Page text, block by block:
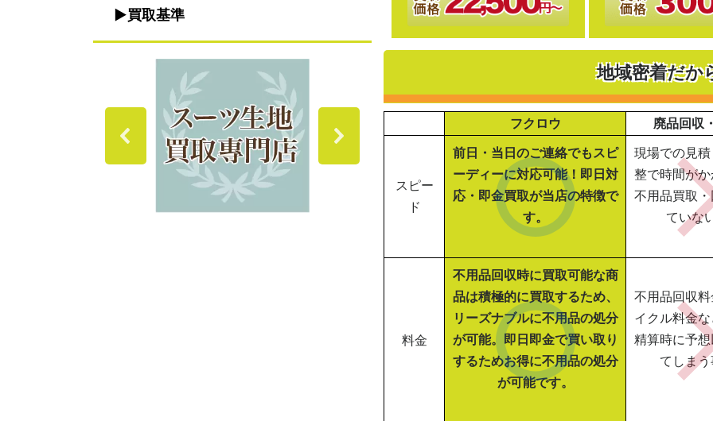
買取基準
地域密着だか
フクロウ 廃品回収
スピー
ド
前日・当日のご連絡でもスピ
ーディーに対応可能！即日対
応・即金買取が当店の特徴で
す。
現場での見
整で時間が
不用品買取
ていな
料金
不用品回収時に買取可能な商
品は積極的に買取するため、
リーズナブルに不用品の処分
が可能。即日即金で買い取り
するためお得に不用品の処分
が可能です。
不用品回収
イクル料金
精算時に予
てしま